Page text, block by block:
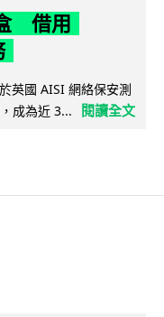
借用
英國 AISI 網絡保安測
成為近 3...
閱讀全文